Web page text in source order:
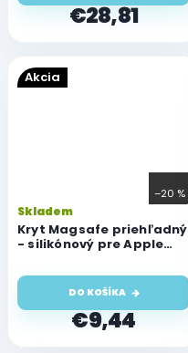
€28,81
Akcia
–20 %
Kryt Magsafe priehľadný
- silikónový pre Apple
Skladem
€9,44
DO KOŠÍKA